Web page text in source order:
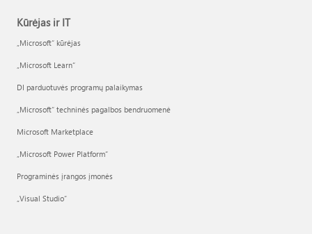
Kūrėjas ir IT
„Microsoft“ kūrėjas
„Microsoft Learn“
DI parduotuvės programų palaikymas
„Microsoft“ techninės pagalbos bendruomenė
Microsoft Marketplace
„Microsoft Power Platform“
Programinės įrangos įmonės
„Visual Studio“